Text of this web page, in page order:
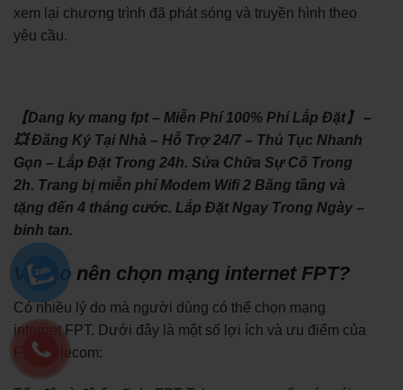
xem lại chương trình đã phát sóng và truyền hình theo
yêu cầu.
【Dang ky mang fpt – Miễn Phí 100% Phí Lắp Đặt】 –
💥 Đăng Ký Tại Nhà – Hỗ Trợ 24/7 – Thủ Tục Nhanh
Gọn – Lắp Đặt Trong 24h. Sửa Chữa Sự Cố Trong
2h. Trang bị miễn phí Modem Wifi 2 Băng tầng và
tặng đến 4 tháng cước. Lắp Đặt Ngay Trong Ngày –
binh tan.
Vì sao nên chọn mạng internet FPT?
Có nhiều lý do mà người dùng có thể chọn mạng
internet FPT. Dưới đây là một số lợi ích và ưu điểm của
FPT Telecom: